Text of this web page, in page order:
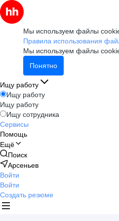
Мы используем файлы
Правила использования
Мы используем файлы
Понятно
Ищу работу
Ищу работу
Ищу работу
Ищу сотрудника
Сервисы
Помощь
Ещё
Поиск
Арсеньев
Войти
Войти
Создать резюме